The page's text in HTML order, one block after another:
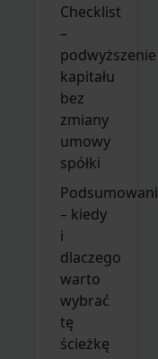
Checklist
–
podwyższenie
kapitału
bez
zmiany
umowy
spółki
– kiedy
i
dlaczego
warto
wybrać
tę
ścieżkę